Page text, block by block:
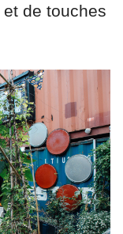
de touches